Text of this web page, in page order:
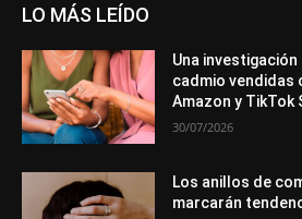
LO MÁS LEÍDO
Una
cadmio vendidas
Amazon y TikTok
30/07/2026
Los anillos de
marcarán